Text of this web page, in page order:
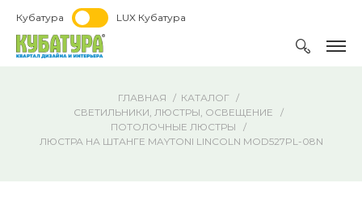
Кубатура LUX Кубатура
ГЛАВНАЯ
КАТАЛОГ
СВЕТИЛЬНИКИ, ЛЮСТРЫ, ОСВЕЩЕНИЕ
ПОТОЛОЧНЫЕ ЛЮСТРЫ
ЛЮСТРА НА ШТАНГЕ MAYTONI LINCOLN MOD527PL-08N